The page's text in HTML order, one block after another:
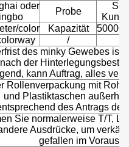
oder
Probe
color Kapazität
/
des minky Gewebes ist
der
kann Auftrag, alles
Rollenverpackung mit
und Plastiktaschen
des Antrags der
Sie normalerweise T/T, L/
Ausdrücke, um
gefallen im Voraus